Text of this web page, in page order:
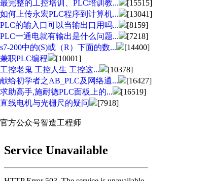
最完整的工控培训、PLC培训教...
[15515]
如何上传永宏PLC程序到计算机...
[13041]
PLC的输入口可以当输出口用吗...
[8159]
PLC一通电就有输出是什么问题...
[7218]
s7-200中的(S)或（R）下面的数...
[14400]
兼职PLC编程
[10001]
工控老鬼 工控人生 工控这...
[10378]
献给初学者之AB_PLC及网络通...
[16427]
求助高手,施耐德PLC面板上的...
[16519]
直线电机与光栅尺的疑问
[7918]
官方公众号智造工程师